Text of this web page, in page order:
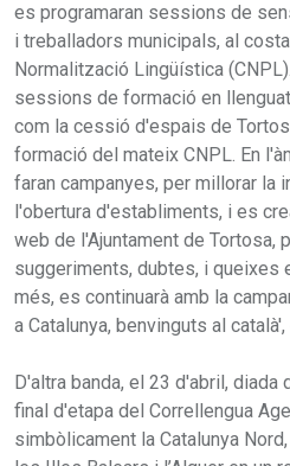
es programaran sessions de
i treballadors municipals, al
Normalització Lingüística
sessions de formació en
com la cessió d'espais de
formació del mateix CNPL. En
faran campanyes, per millorar la
l'obertura d'establiments, i es
web de l'Ajuntament de Tortosa,
suggeriments, dubtes, i queixes
més, es continuarà amb la
a Catalunya, benvinguts al
D'altra banda, el 23 d'abril,
final d'etapa del Correllengua
simbòlicament la Catalunya